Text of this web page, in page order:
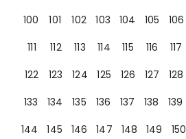
100
101 102 103 104 105 106
111
112 113 114 115 116 117
122
123 124 125 126 127 128
133
134 135 136 137 138 139
144
145 146 147 148 149 150